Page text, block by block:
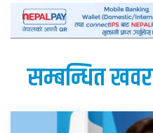
सम्बन्धित खवर